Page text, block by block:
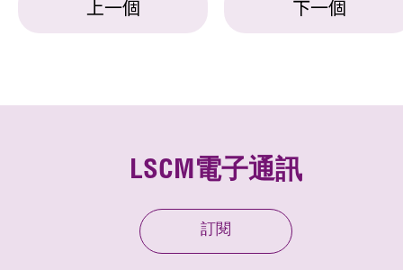
上一個 下一個
LSCM電子通訊
訂閱